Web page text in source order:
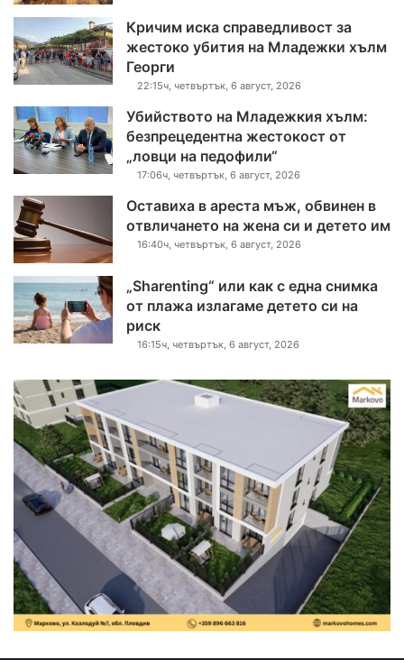
Кричим иска справедливост за
жестоко убития на Младежки хълм
Георги
22:15ч, четвъртък, 6 август, 2026
Убийството на Младежкия хълм:
безпрецедентна жестокост от
„ловци на педофили“
17:06ч, четвъртък, 6 август, 2026
Оставиха в ареста мъж, обвинен в
отвличането на жена си и детето им
16:40ч, четвъртък, 6 август, 2026
„Sharenting“ или как с една снимка
от плажа излагаме детето си на
риск
16:15ч, четвъртък, 6 август, 2026